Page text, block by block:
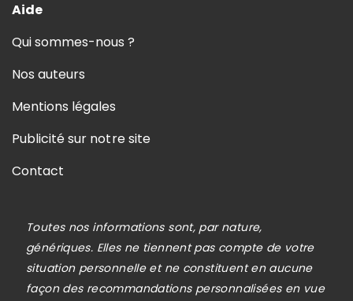
Aide
Qui sommes-nous ?
Nos auteurs
Mentions légales
Publicité sur notre site
Contact
Toutes nos informations sont, par nature,
génériques. Elles ne tiennent pas compte de votre
situation personnelle et ne constituent en aucune
façon des recommandations personnalisées en vue